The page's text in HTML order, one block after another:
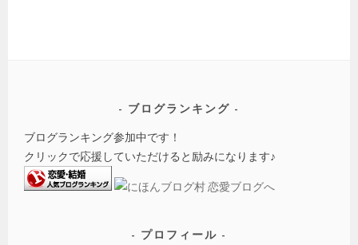
ブログランキング
ブログランキング参加中です！
クリックで応援していただけると励みになります♪
プロフィール